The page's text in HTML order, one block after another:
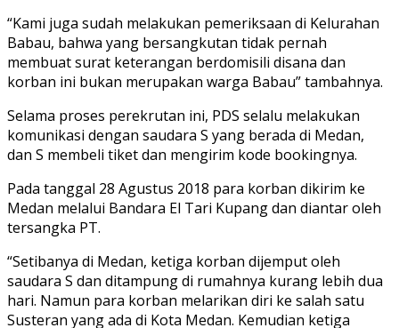
“Kami juga sudah melakukan pemeriksaan di Kelurahan
Babau, bahwa yang bersangkutan tidak pernah
membuat surat keterangan berdomisili disana dan
korban ini bukan merupakan warga Babau” tambahnya.
Selama proses perekrutan ini, PDS selalu melakukan
komunikasi dengan saudara S yang berada di Medan,
dan S membeli tiket dan mengirim kode bookingnya.
Pada tanggal 28 Agustus 2018 para korban dikirim ke
Medan melalui Bandara El Tari Kupang dan diantar oleh
tersangka PT.
“Setibanya di Medan, ketiga korban dijemput oleh
saudara S dan ditampung di rumahnya kurang lebih dua
hari. Namun para korban melarikan diri ke salah satu
Susteran yang ada di Kota Medan. Kemudian ketiga